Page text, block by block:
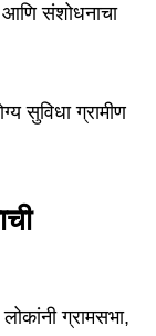
आणि संशोधनाचा
सुविधा ग्रामीण
ग्रामसभा,